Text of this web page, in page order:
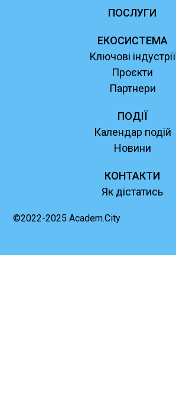
ПОСЛУГИ
ЕКОСИСТЕМА
Ключові індустрії
Проєкти
Партнери
ПОДІЇ
Календар подій
Новини
КОНТАКТИ
Як дістатись
©2022-2025 Academ.City